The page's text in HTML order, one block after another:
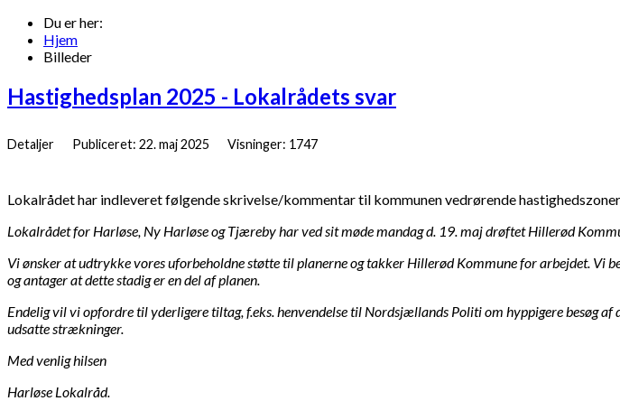
Du er her:
Hjem
Billeder
Hastighedsplan 2025 - Lokalrådets svar
Detaljer Publiceret: 22. maj 2025 Visninger: 1747
Lokalrådet har indleveret følgende skrivelse/kommentar til kommunen vedrørende
Lokalrådet for Harløse, Ny Harløse og Tjæreby har ved sit møde mandag d. 19. maj drøftet Hillerød
Vi ønsker at udtrykke vores uforbeholdne støtte til planerne og takker Hillerød Kommune for arbejdet.
og antager at dette stadig er en del af planen.
Endelig vil vi opfordre til yderligere tiltag, f.eks. henvendelse til Nordsjællands Politi om hyppigere besøg
udsatte strækninger.
Med venlig hilsen
Harløse Lokalråd.